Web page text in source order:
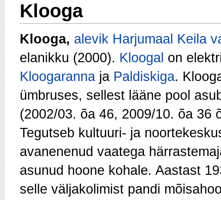
Klooga
Klooga, alevik Harjumaal Keila
elanikku (2000). Kloogal on
Kloogaranna ja Paldiskiga.
ümbruses, sellest lääne pool
(2002/03. õa 46, 2009/10. õa 36
Tegutseb kultuuri- ja
avanenenud vaatega
asunud hoone kohale. Aastast
selle väljakolimist pandi